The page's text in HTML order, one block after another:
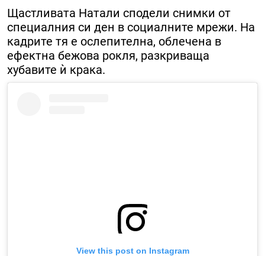
Щастливата Натали сподели снимки от
специалния си ден в социалните мрежи. На
кадрите тя е ослепителна, облечена в
ефектна бежова рокля, разкриваща
хубавите ѝ крака.
View this post on Instagram